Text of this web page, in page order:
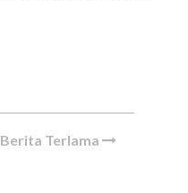
Berita Terlama